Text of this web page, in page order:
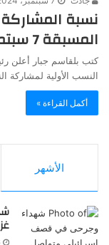
نسبة المشاركة
المسبقة 7 سبتمبر 2024
كتب بلقاسم جبار أعلن
النسب الأولية لمشاركة
أكمل القراءة »
الأشهر